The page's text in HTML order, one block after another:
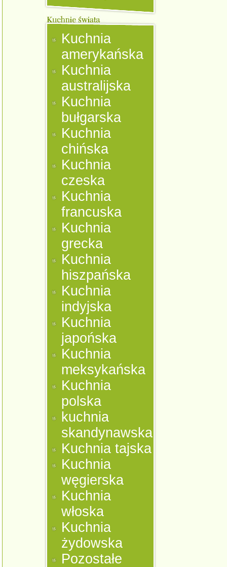
Kuchnia
amerykańska
Kuchnia
australijska
Kuchnia
bułgarska
Kuchnia
chińska
Kuchnia
czeska
Kuchnia
francuska
Kuchnia
grecka
Kuchnia
hiszpańska
Kuchnia
indyjska
Kuchnia
japońska
Kuchnia
meksykańska
Kuchnia
polska
kuchnia
skandynawska
Kuchnia tajska
Kuchnia
węgierska
Kuchnia
włoska
Kuchnia
żydowska
Pozostałe